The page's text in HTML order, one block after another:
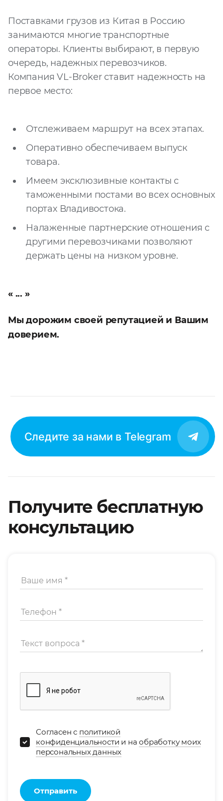
Поставками грузов из Китая в Россию
занимаются многие транспортные
операторы. Клиенты выбирают, в первую
очередь, надежных перевозчиков.
Компания VL-Broker ставит надежность на
первое место:
Отслеживаем маршрут на всех этапах.
Оперативно обеспечиваем выпуск
товара.
Имеем эксклюзивные контакты с
таможенными постами во всех основных
портах Владивостока.
Налаженные партнерские отношения с
другими перевозчиками позволяют
держать цены на низком уровне.
Мы дорожим своей репутацией и Вашим
доверием.
Следите за нами в Telegram
Получите бесплатную
консультацию
Согласен с политикой
конфиденциальности и наобработку моих
персональных данных
Отправить